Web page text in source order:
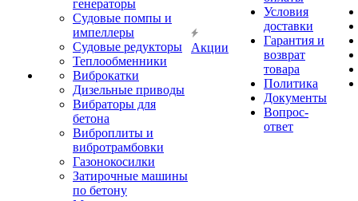
генераторы
Судовые помпы и
импеллеры
Судовые редукторы
Теплообменники
Виброкатки
Дизельные приводы
Вибраторы для
бетона
Виброплиты и
вибротрамбовки
Газонокосилки
Затирочные машины
по бетону
Акции
Условия
доставки
Гарантия и
возврат
товара
Политика
Документы
Вопрос-
ответ